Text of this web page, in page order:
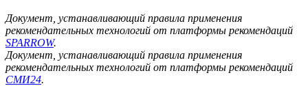
Документ, устанавливающий правила применения
рекомендательных технологий от платформы рекомендаций
SPARROW.
Документ, устанавливающий правила применения
рекомендательных технологий от платформы рекомендаций
СМИ24.